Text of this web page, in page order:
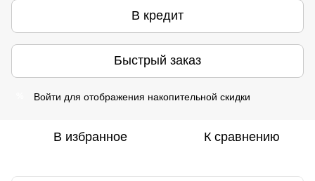
В кредит
Быстрый заказ
Войти для отображения накопительной скидки
В избранное К сравнению